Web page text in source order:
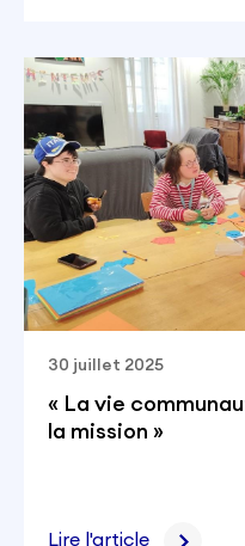
30 juillet 2025
« La vie
la mission »
Lire l'article